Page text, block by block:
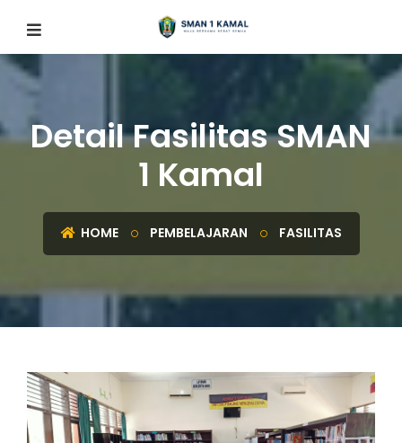
Detail Fasilitas SMAN
1 Kamal
HOME PEMBELAJARAN FASILITAS